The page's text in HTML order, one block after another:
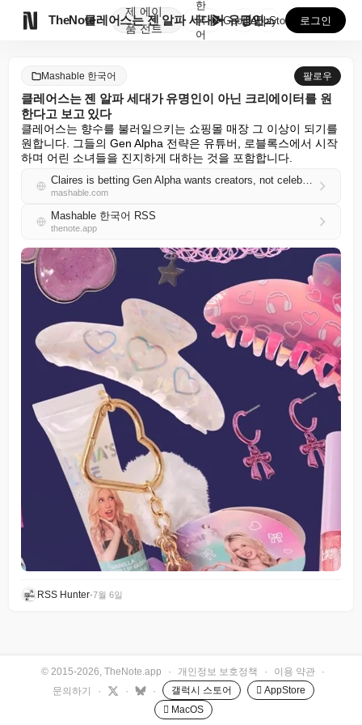
TheNote
제
품
에이
전트
클레어스는 젠 알파 세대가 유명인이 아닌 크리에이터를 ...
한
국
어
GooglePlay
AppStore 로그인
Mashable 한국어 팔로우
클레어스는 젠 알파 세대가 유명인이 아닌 크리에이터를 원
한다고 보고 있다
클레어스는 향수를 불러일으키는 쇼핑몰 매장 그 이상이 되기를
원합니다. 그들의 Gen Alpha 전략은 유튜버, 로블록스에서 시작
하며 어린 소녀들을 진지하게 대하는 것을 포함합니다.
Claires is betting Gen Alpha wants creators, not celebrities
mashable.com
Mashable 한국어 RSS
thenote.app
RSS Hunter•7월 6일
© 2015-2026, TheNote.app · 개인정보 보호정책 · 이용 약관
·
문의하기
· · · 갤럭시 스토어
 AppStore
 MacOS